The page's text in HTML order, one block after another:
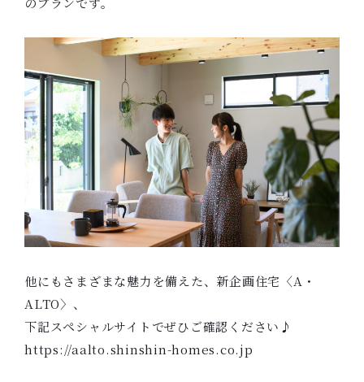
他にもさまざまな魅力を備えた、新企画住宅〈A・
ALTO〉、
下記スペシャルサイトでぜひご確認ください♪
https://aalto.shinshin-homes.co.jp